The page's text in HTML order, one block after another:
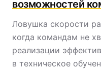
возможностей
Ловушка скорости
когда командам не
реализации
в техническое